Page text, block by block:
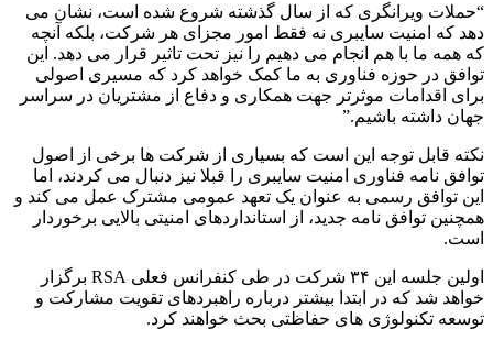
“حملات ویرانگری که از سال گذشته شروع شده است، نشان می
دهد که امنیت سایبری نه فقط امور مجزای هر شرکت، بلکه آنچه
که همه ما با هم انجام می دهیم را نیز تحت تاثیر قرار می دهد. این
توافق در حوزه فناوری به ما کمک خواهد کرد که مسیری اصولی
برای اقدامات موثرتر جهت همکاری و دفاع از مشتریان در سراسر
جهان داشته باشیم.”
نکته قابل توجه این است که بسیاری از شرکت ها برخی از اصول
توافق نامه فناوری امنیت سایبری را قبلا نیز دنبال می کردند، اما
این توافق رسمی به عنوان یک تعهد عمومی مشترک عمل می کند و
همچنین توافق نامه جدید، از استانداردهای امنیتی بالایی برخوردار
است.
اولین جلسه این ۳۴ شرکت در طی کنفرانس فعلی RSA برگزار
خواهد شد که در ابتدا بیشتر درباره راهبردهای تقویت مشارکت و
توسعه تکنولوژی های حفاظتی بحث خواهند کرد.